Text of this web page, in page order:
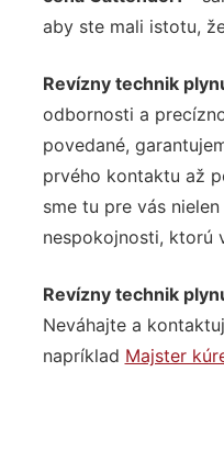
aby ste mali istotu,
Revízny technik
odbornosti a
povedané,
prvého kontaktu až
sme tu pre vás
nespokojnosti, ktorú
Revízny technik
Neváhajte a
napríklad Majster